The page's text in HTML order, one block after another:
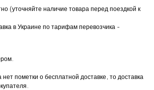
(уточняйте наличие товара перед поездкой к
в Украине по тарифам перевозчика -
пометки о бесплатной доставке, то доставка